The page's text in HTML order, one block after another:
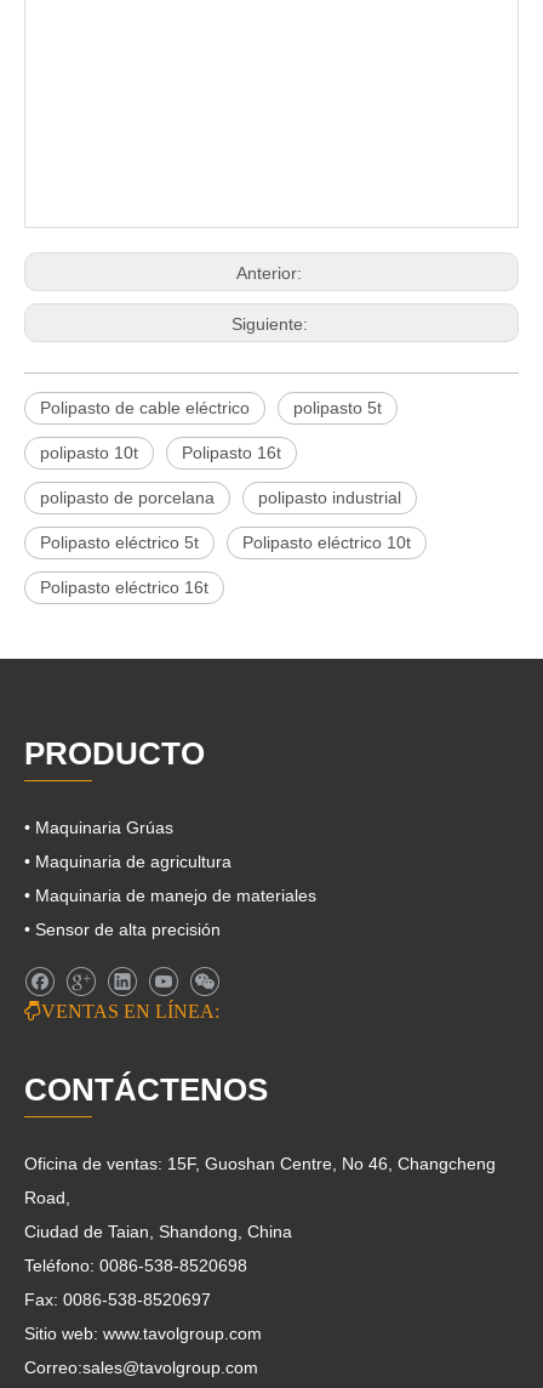
Anterior:
Siguiente:
Polipasto de cable eléctrico polipasto 5t
polipasto 10t Polipasto 16t
polipasto de porcelana polipasto industrial
Polipasto eléctrico 5t Polipasto eléctrico 10t
Polipasto eléctrico 16t
PRODUCTO
• Maquinaria Grúas
• Maquinaria de agricultura
• Maquinaria de manejo de materiales
• Sensor de alta precisión
VENTAS EN LÍNEA:
CONTÁCTENOS
Oficina de ventas: 15F, Guoshan Centre, No 46, Changcheng
Road,
Ciudad de Taian, Shandong, China
Teléfono: 0086-538-8520698
Fax: 0086-538-8520697
Sitio web: www.tavolgroup.com
Correo:sales@tavolgroup.com